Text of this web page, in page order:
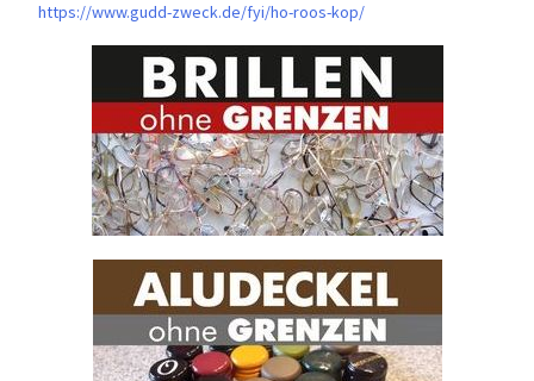
https://www.gudd-zweck.de/fyi/ho-roos-kop/